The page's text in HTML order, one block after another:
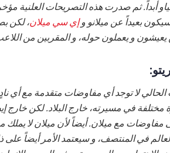
أبداً. ثم صدرت هذه التصريحات العلنية
بعيداً عن ميلانو وإي سي ميلان، لكن
و يعملون حوله، و المقربين من
الحالي لا توجد أي مفاوضات متقدمة مع أي
مختلفة في مسيرته، خارج البلاد. لكن خارج
مفاوضات مع ميلان. أيضاً لأن ميلان لا يملك
في المنتصف، و سيعتمد الأمر أيضاً